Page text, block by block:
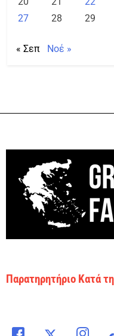
27
28 29
« Σεπ Νοέ »
Παρατηρητήριο Κατά